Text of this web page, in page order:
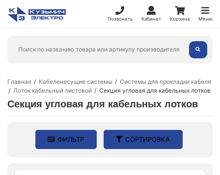
Позвонить Кабинет Корзина Меню
Главная Кабеленесущие системы
Системы для прокладки кабеля
Лоток кабельный листовой
Секция угловая для кабельных лотков
Секция угловая для кабельных лотков
ФИЛЬТР СОРТИРОВКА